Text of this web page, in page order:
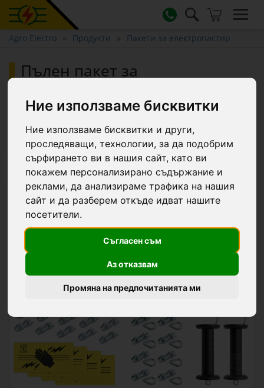
Ние използваме бисквитки
Ние използваме бисквитки и други,
проследяващи, технологии, за да подобрим
сърфирането ви в нашия сайт, като ви
покажем персонализирано съдържание и
реклами, да анализираме трафика на нашия
сайт и да разберем откъде идват нашите
посетители.
Съгласен съм
Аз отказвам
Промяна на предпочитанията ми
Agro Electro Продукти Пакети за електропастир
Пълен пакет за
джаула, със соларна система,
-6.8 €